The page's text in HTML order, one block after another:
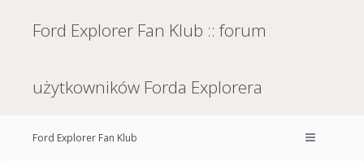
Ford Explorer Fan Klub :: forum
użytkowników Forda Explorera
Ford Explorer Fan Klub